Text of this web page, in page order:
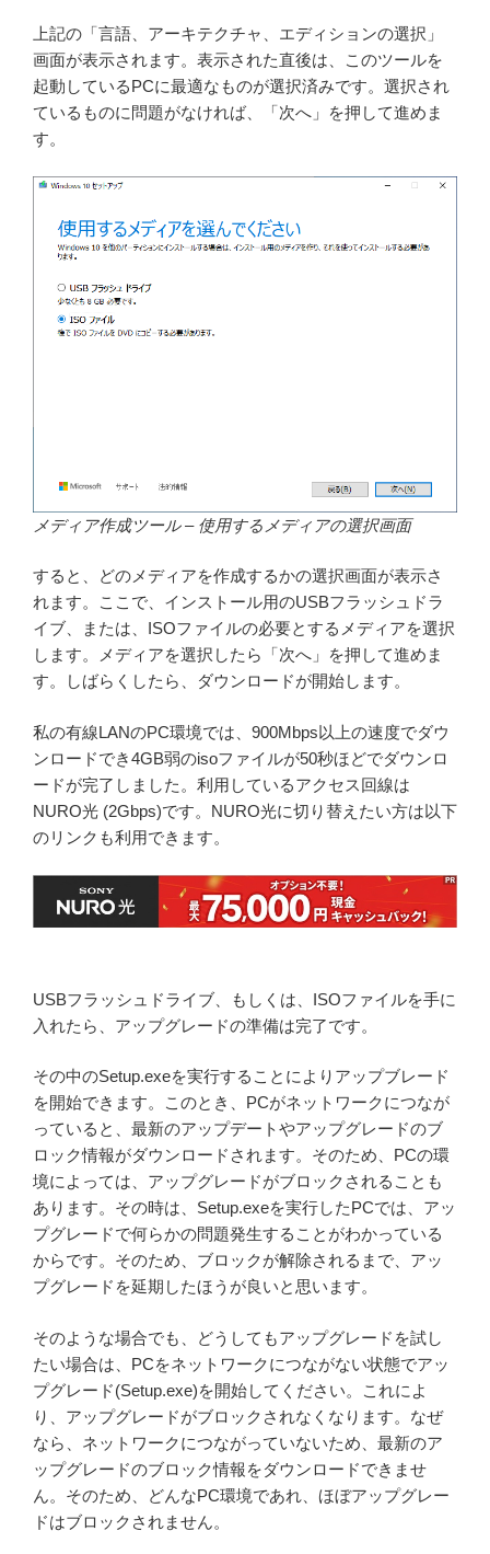
上記の「言語、アーキテクチャ、エディションの選択」
画面が表示されます。表示された直後は、このツールを
起動しているPCに最適なものが選択済みです。選択され
ているものに問題がなければ、「次へ」を押して進めま
す。
メディア作成ツール – 使用するメディアの選択画面
すると、どのメディアを作成するかの選択画面が表示さ
れます。ここで、インストール用のUSBフラッシュドラ
イブ、または、ISOファイルの必要とするメディアを選択
します。メディアを選択したら「次へ」を押して進めま
す。しばらくしたら、ダウンロードが開始します。
私の有線LANのPC環境では、900Mbps以上の速度でダウ
ンロードでき4GB弱のisoファイルが50秒ほどでダウンロ
ードが完了しました。利用しているアクセス回線は
NURO光 (2Gbps)です。NURO光に切り替えたい方は以下
のリンクも利用できます。
USBフラッシュドライブ、もしくは、ISOファイルを手に
入れたら、アップグレードの準備は完了です。
その中のSetup.exeを実行することによりアップブレード
を開始できます。このとき、PCがネットワークにつなが
っていると、最新のアップデートやアップグレードのブ
ロック情報がダウンロードされます。そのため、PCの環
境によっては、アップグレードがブロックされることも
あります。その時は、Setup.exeを実行したPCでは、アッ
プグレードで何らかの問題発生することがわかっている
からです。そのため、ブロックが解除されるまで、アッ
プグレードを延期したほうが良いと思います。
そのような場合でも、どうしてもアップグレードを試し
たい場合は、PCをネットワークにつながない状態でアッ
プグレード(Setup.exe)を開始してください。これによ
り、アップグレードがブロックされなくなります。なぜ
なら、ネットワークにつながっていないため、最新のア
ップグレードのブロック情報をダウンロードできませ
ん。そのため、どんなPC環境であれ、ほぼアップグレー
ドはブロックされません。